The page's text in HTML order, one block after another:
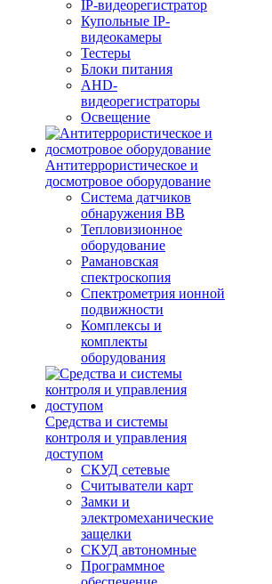
IP-видеорегистратор
Купольные IP-
видеокамеры
Тестеры
Блоки питания
AHD-
видеорегистраторы
Освещение
Антитеррористическое и
досмотровое оборудование
Cистема датчиков
обнаружения ВВ
Тепловизионное
оборудование
Рамановская
спектроскопия
Спектрометрия ионной
подвижности
Комплексы и
комплекты
оборудования
Средства и системы
контроля и управления
доступом
СКУД сетевые
Считыватели карт
Замки и
электромеханические
защелки
СКУД автономные
Программное